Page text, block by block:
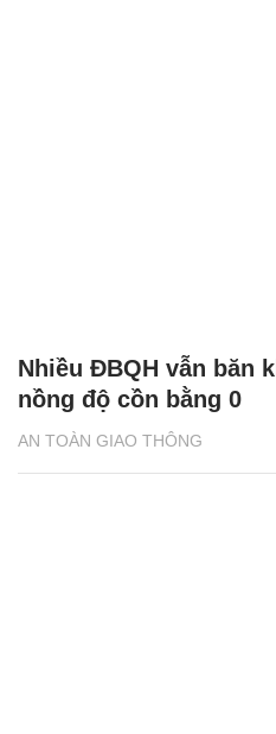
AN TOÀN GIAO THÔNG
Nhiều ĐBQH vẫn băn
nồng độ cồn bằng 0